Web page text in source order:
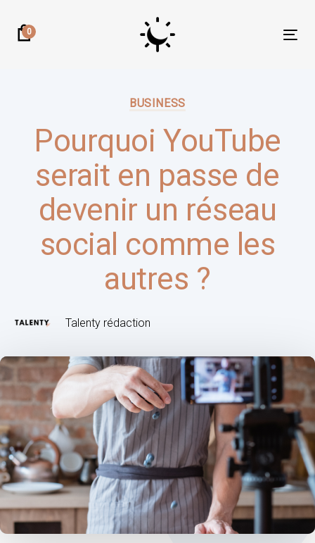
links
0
BUSINESS
Pourquoi YouTube
serait en passe de
devenir un réseau
social comme les
autres ?
Talenty rédaction